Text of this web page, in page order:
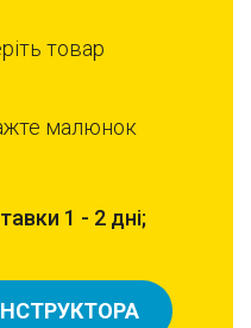
товар
малюнок
1 - 2 дні;